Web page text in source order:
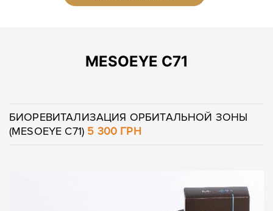
MESOEYE C71
БИОРЕВИТАЛИЗАЦИЯ ОРБИТАЛЬНОЙ ЗОНЫ
(MESOEYE C71) 5 300 ГРН